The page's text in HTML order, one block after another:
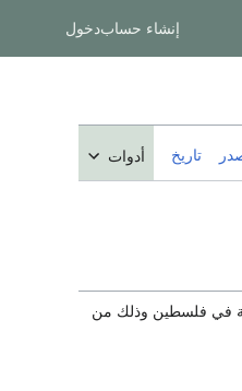
إنشاء حسابدخول
تاريخ أدوات
في فلسطين وذلك من